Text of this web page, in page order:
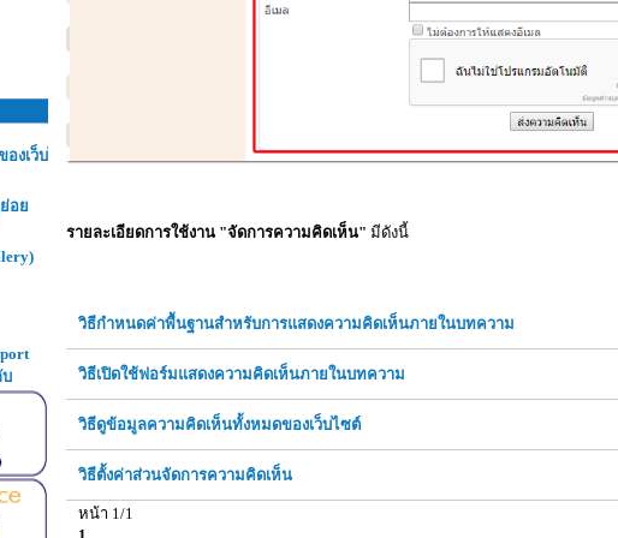
งเว็บไซต์
อย
รายละเอียดการใช้งาน "จัดการความคิดเห็น" มีดังนี้
วิธีกำหนดค่าพื้นฐานสำหรับการแสดงความคิดเห็นภายในบทความ
วิธีเปิดใช้ฟอร์มแสดงความคิดเห็นภายในบทความ
วิธีดูข้อมูลความคิดเห็นทั้งหมดของเว็บไซต์
วิธีตั้งค่าส่วนจัดการความคิดเห็น
หน้า 1/1